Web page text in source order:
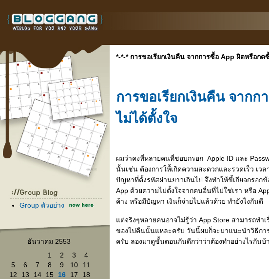
Group ตัวอย่าง
ธันวาคม 2553
1
2 3
4
5
6 7 8 9 10
11
12
13 14 15 16 17
18
*-*-* การขอเรียกเงินคืน จากการซื้อ App ผิดหรือกด
การขอเรียกเงินคืน จาก
ไม่ได้ตั้งใจ
ผมว่าคงที่หลายคนที่ชอบกรอก Apple ID และ
นั้นเช่น ต้องการให้้เกิดความสะดวกและรวดเร็ว เว
ปัญหาที่ตั้งรหัสผ่านยาวเกินไป จึงทำให้ขี้เกียจกรอก
App ด้วยความไม่ตั้งใจจากคนอื่นที่ไม่ใช่เรา หรือ
ค้าง หรือมีปัญหา เงินก็จ่ายไปแล้วด้วย ทำยังไงกันดี
ต่จริงๆหลายคนอาจไม่รู้ว่า App Store สามารถทำ
ของไปคืนนั้นแหละครับ วันนี้ผมก็จะมาแนะนำวิธีกา
ครับ ลองมาดูขั้นตอนกันดีกว่าว่าต้องทำอย่างไรกันบ้